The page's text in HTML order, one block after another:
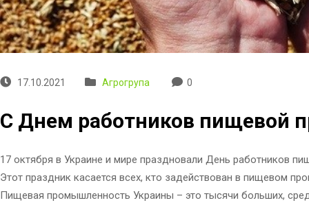
17.10.2021 Агрогрупа 0
С Днем работников пищевой
17 октября в Украине и мире праздновали День работников
Этот праздник касается всех, кто задействован в пищевом
Пищевая промышленность Украины – это тысячи больших,